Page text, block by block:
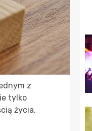
z
tylko
życia.